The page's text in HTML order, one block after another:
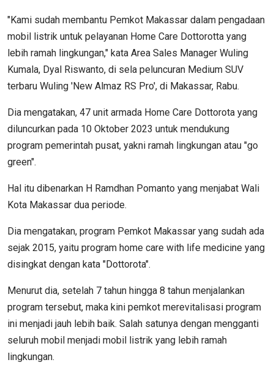
"Kami sudah membantu Pemkot Makassar dalam pengadaan
mobil listrik untuk pelayanan Home Care Dottorotta yang
lebih ramah lingkungan," kata Area Sales Manager Wuling
Kumala, Dyal Riswanto, di sela peluncuran Medium SUV
terbaru Wuling 'New Almaz RS Pro', di Makassar, Rabu.
Dia mengatakan, 47 unit armada Home Care Dottorota yang
diluncurkan pada 10 Oktober 2023 untuk mendukung
program pemerintah pusat, yakni ramah lingkungan atau "go
green".
Hal itu dibenarkan H Ramdhan Pomanto yang menjabat Wali
Kota Makassar dua periode.
Dia mengatakan, program Pemkot Makassar yang sudah ada
sejak 2015, yaitu program home care with life medicine yang
disingkat dengan kata "Dottorota".
Menurut dia, setelah 7 tahun hingga 8 tahun menjalankan
program tersebut, maka kini pemkot merevitalisasi program
ini menjadi jauh lebih baik. Salah satunya dengan mengganti
seluruh mobil menjadi mobil listrik yang lebih ramah
lingkungan.